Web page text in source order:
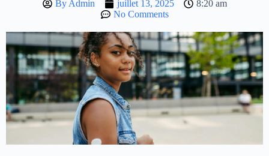
ByAdmin juillet 13, 2025
8:20 am
No Comments